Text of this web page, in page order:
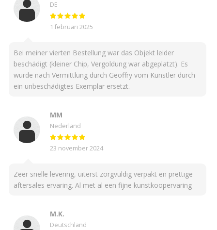
DE
1 februari 2025
Bei meiner vierten Bestellung war das Objekt leider
beschädigt (kleiner Chip, Vergoldung war abgeplatzt). Es
wurde nach Vermittlung durch Geoffry vom Künstler durch
ein unbeschädigtes Exemplar ersetzt.
MM
Nederland
23 november 2024
Zeer snelle levering, uiterst zorgvuldig verpakt en prettige
aftersales ervaring. Al met al een fijne kunstkoopervaring
M.K.
Deutschland